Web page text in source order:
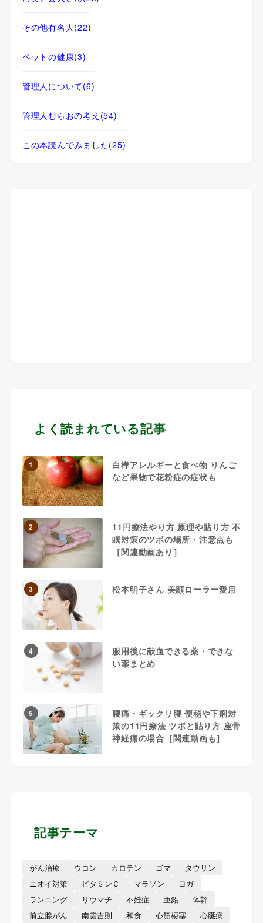
その他有名人 (22)
ペットの健康(3)
管理人について(6)
管理人むらおの考え (54)
この本読んでみました(25)
よく読まれている記事
1
白樺アレルギーと食べ物 りんご
など果物で花粉症の症状も
2
11円療法やり方 原理や貼り方 不
眠対策のツボの場所・注意点も
［関連動画あり］
3 松本明子さん 美顔ローラー愛用
4
服用後に献血できる薬・できな
い薬まとめ
5
腰痛・ギックリ腰 便秘や下痢対
策の11円療法 ツボと貼り方 座骨
神経痛の場合［関連動画も］
記事テーマ
がん治療 ウコン カロテン ゴマ
タウリン
ニオイ対策
ビタミンＣ マラソン
ヨガ
ランニング
リウマチ 不妊症 亜鉛
体幹
前立腺がん
南雲吉則 和食 心筋梗塞
心臓病